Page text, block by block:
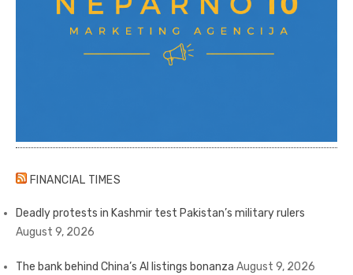
FINANCIAL TIMES
Deadly protests in Kashmir test Pakistan’s military rulers
August 9, 2026
The bank behind China’s AI listings bonanza August 9, 2026